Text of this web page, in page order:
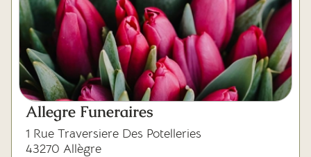
Allegre Funeraires
1 Rue Traversiere Des Potelleries
43270 Allègre